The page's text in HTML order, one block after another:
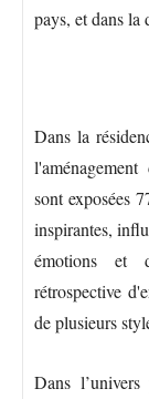
pays, et dans la
Dans la
sont exposées
inspirantes,
émotions et
rétrospective
de plusieurs
Dans